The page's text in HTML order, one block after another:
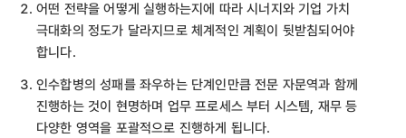
어떤 전략을 어떻게 실행하는지에 따라 시너지와 기업 가치
극대화의 정도가 달라지므로 체계적인 계획이 뒷받침되어야
합니다.
인수합병의 성패를 좌우하는 단계인만큼 전문 자문역과 함께
진행하는 것이 현명하며 업무 프로세스 부터 시스템, 재무 등
다양한 영역을 포괄적으로 진행하게 됩니다.